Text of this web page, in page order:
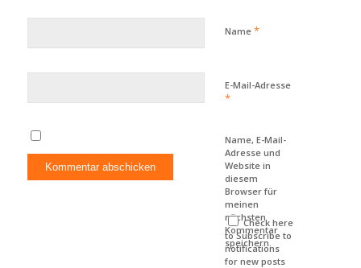
Name *
E-Mail-Adresse
*
Name, E-Mail-
Adresse und
Website in
diesem
Browser für
meinen
nächsten
Kommentar
speichern.
Check here
to Subscribe to
notifications
for new posts